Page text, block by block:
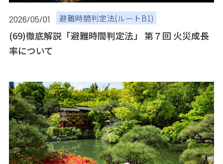
2026/05/01 避難時間判定法(ルートB1)
(69)徹底解説「避難時間判定法」 第７回 火災成長
率について